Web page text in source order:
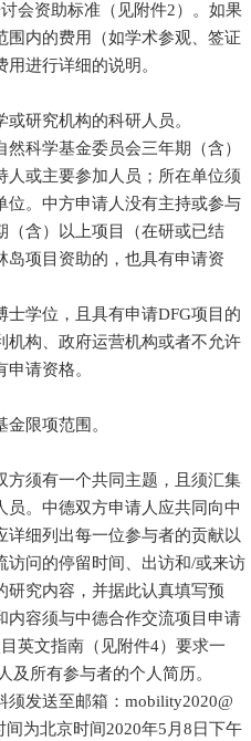
会资助标准（见附件2）。如果
围内的费用（如学术参观、签证
进行详细的说明。
研究机构的科研人员。
科学基金委员会三年期（含）
人或主要参加人员；所在单位须
位。中方申请人没有主持或参与
（含）以上项目（在研或已结
岛项目资助的，也具有申请资
学位，且具有申请DFG项目的
机构、政府运营机构或者不允许
请资格。
限项范围。
须有一个共同主题，且须汇集
。中德双方申请人应共同向中
详细列出每一位参与者的贡献以
访问的停留时间、出访和/或来访
研究内容，并据此认真填写预
内容须与中德合作交流项目申请
英文指南（见附件4）要求一
及所有参与者的个人简历。
发送至邮箱：mobility2020@
间为北京时间2020年5月8日下午